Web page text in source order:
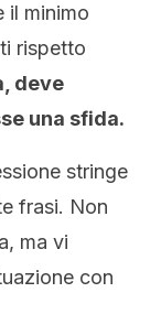
il minimo
rispetto
deve
una sfida.
stringe
frasi. Non
ma vi
con